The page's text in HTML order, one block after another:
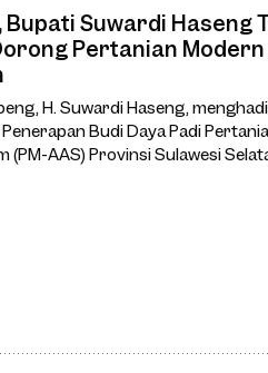
Bupati Suwardi Haseng
Pertanian Modern
H. Suwardi Haseng,
Budi Daya Padi
AAS) Provinsi Sulawesi
Sulawesi Selatan, Senin